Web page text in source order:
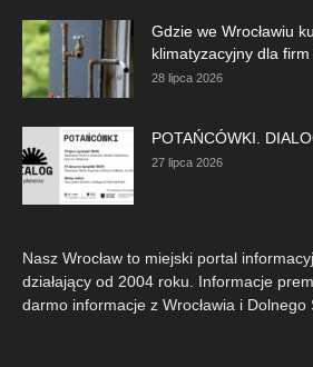
Gdzie we Wrocławiu
klimatyzacyjny dla
28 lipca 2026
POTAŃCÓWKI.
27 lipca 2026
Nasz Wrocław to miejski portal
działający od 2004 roku. Informacje
darmo informacje z Wrocławia i